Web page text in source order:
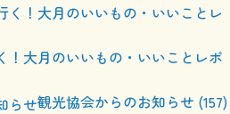
！大月のいいもの・いいことレポ
観光協会からのお知らせ (157)